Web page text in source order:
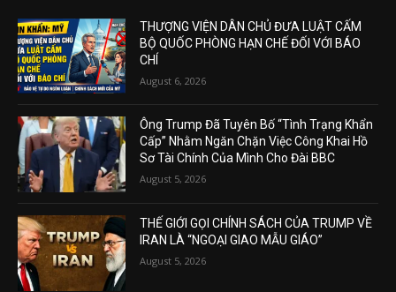
THƯỢNG VIỆN DÂN CHỦ ĐƯA LUẬT CẤM
BỘ QUỐC PHÒNG HẠN CHẾ ĐỐI VỚI BÁO
CHÍ
August 6, 2026
Ông Trump Đã Tuyên Bố “Tình Trạng Khẩn
Cấp” Nhằm Ngăn Chặn Việc Công Khai Hồ
Sơ Tài Chính Của Mình Cho Đài BBC
August 5, 2026
THẾ GIỚI GỌI CHÍNH SÁCH CỦA TRUMP VỀ
IRAN LÀ “NGOẠI GIAO MẪU GIÁO”
August 5, 2026